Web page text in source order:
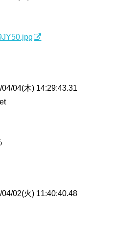
04/04(木) 14:29:43.31
04/02(火) 11:40:40.48